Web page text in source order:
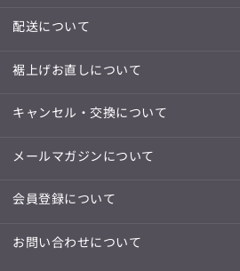
配送について
裾上げお直しについて
キャンセル・交換について
メールマガジンについて
会員登録について
お問い合わせについて